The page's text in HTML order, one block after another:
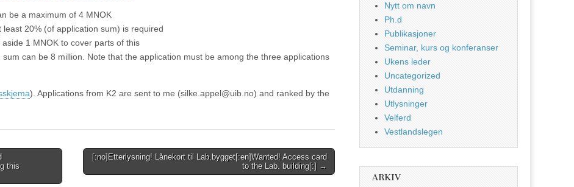
be a maximum of 4 MNOK
least 20% (of application sum) is required
1 MNOK to cover parts of this
can be 8 million. Note that the application must be among the three applications
). Applications from K2 are sent to me (silke.appel@uib.no) and ranked by the
this
[:no]Etterlysning! Lånekort til Lab.bygget[:en]Wanted! Access card
to the Lab. building[:] →
Nytt om navn
Ph.d
Publikasjoner
Seminar, kurs og konferanser
Ukens leder
Uncategorized
Utdanning
Utlysninger
Velferd
Vestlandslegen
ARKIV